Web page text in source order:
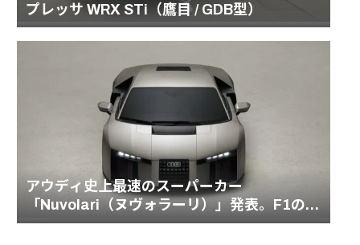
プレッサ WRX STi（鷹目 / GDB型）
アウディ史上最速のスーパーカー
「Nuvolari（ヌヴォラーリ）」発表。F1の血
統を受け継ぐ1001馬力のハイブリッドモデル